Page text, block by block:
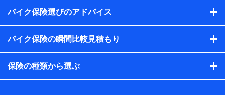
バイク保険選びのアドバイス
バイク保険の瞬間比較見積もり
保険の種類から選ぶ